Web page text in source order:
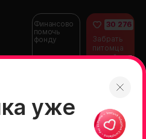
Финансово
помочь
фонду
30 276
Забрать
питомца
домой
уже